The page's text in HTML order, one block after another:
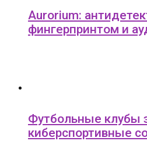
Aurorium:
фингерпринтом и
Футбольные клубы
киберспортивные